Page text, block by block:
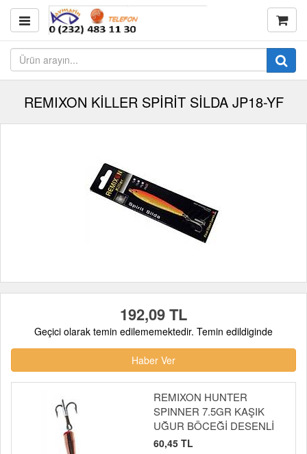
REMIXON KİLLER SPİRİT SİLDA JP18-YF
192,09 TL
Geçici olarak temin edilememektedir. Temin edildiginde
Haber Ver
REMIXON HUNTER
SPINNER 7.5GR KAŞIK
UĞUR BÖCEĞİ DESENLİ
60,45 TL